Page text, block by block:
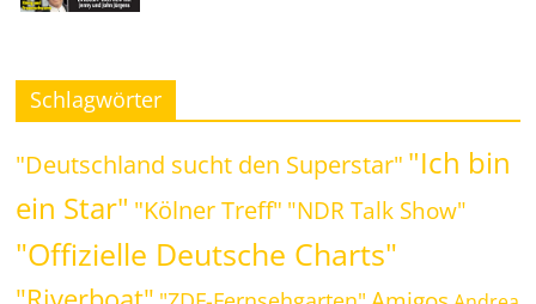
Schlagwörter
"Deutschland sucht den Superstar" "Ich bin
ein Star" "Kölner Treff" "NDR Talk Show"
"Offizielle Deutsche Charts"